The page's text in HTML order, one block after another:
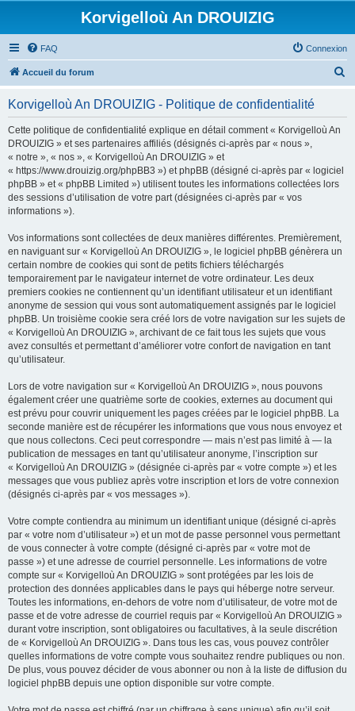
Korvigelloù An DROUIZIG
FAQ Connexion
Accueil du forum
Korvigelloù An DROUIZIG - Politique de confidentialité
Cette politique de confidentialité explique en détail comment « Korvigelloù An
DROUIZIG » et ses partenaires affiliés (désignés ci-après par « nous »,
« notre », « nos », « Korvigelloù An DROUIZIG » et
« https://www.drouizig.org/phpBB3 ») et phpBB (désigné ci-après par « logiciel
phpBB » et « phpBB Limited ») utilisent toutes les informations collectées lors
des sessions d’utilisation de votre part (désignées ci-après par « vos
informations »).
Vos informations sont collectées de deux manières différentes. Premièrement,
en naviguant sur « Korvigelloù An DROUIZIG », le logiciel phpBB génèrera un
certain nombre de cookies qui sont de petits fichiers téléchargés
temporairement par le navigateur internet de votre ordinateur. Les deux
premiers cookies ne contiennent qu’un identifiant utilisateur et un identifiant
anonyme de session qui vous sont automatiquement assignés par le logiciel
phpBB. Un troisième cookie sera créé lors de votre navigation sur les sujets de
« Korvigelloù An DROUIZIG », archivant de ce fait tous les sujets que vous
avez consultés et permettant d’améliorer votre confort de navigation en tant
qu’utilisateur.
Lors de votre navigation sur « Korvigelloù An DROUIZIG », nous pouvons
également créer une quatrième sorte de cookies, externes au document qui
est prévu pour couvrir uniquement les pages créées par le logiciel phpBB. La
seconde manière est de récupérer les informations que vous nous envoyez et
que nous collectons. Ceci peut correspondre — mais n’est pas limité à — la
publication de messages en tant qu’utilisateur anonyme, l’inscription sur
« Korvigelloù An DROUIZIG » (désignée ci-après par « votre compte ») et les
messages que vous publiez après votre inscription et lors de votre connexion
(désignés ci-après par « vos messages »).
Votre compte contiendra au minimum un identifiant unique (désigné ci-après
par « votre nom d’utilisateur ») et un mot de passe personnel vous permettant
de vous connecter à votre compte (désigné ci-après par « votre mot de
passe ») et une adresse de courriel personnelle. Les informations de votre
compte sur « Korvigelloù An DROUIZIG » sont protégées par les lois de
protection des données applicables dans le pays qui héberge notre serveur.
Toutes les informations, en-dehors de votre nom d’utilisateur, de votre mot de
passe et de votre adresse de courriel requis par « Korvigelloù An DROUIZIG »
durant votre inscription, sont obligatoires ou facultatives, à la seule discrétion
de « Korvigelloù An DROUIZIG ». Dans tous les cas, vous pouvez contrôler
quelles informations de votre compte vous souhaitez rendre publiques ou non.
De plus, vous pouvez décider de vous abonner ou non à la liste de diffusion du
logiciel phpBB depuis une option disponible sur votre compte.